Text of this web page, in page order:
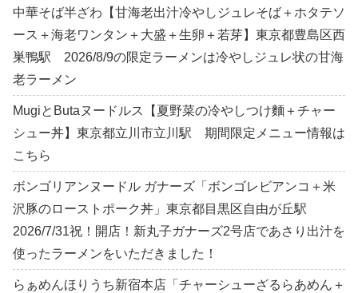
中華そば半ざわ【甘海老出汁冷やしジュレそば＋ホタテソ
ース＋海老ワンタン＋大盛＋生卵＋若芽】東京都豊島区西
巣鴨駅 2026/8/9の限定ラーメンは冷やしジュレ状の甘海
老ラーメン
MugiとButaヌードルス【夏野菜の冷やしつけ麵＋チャー
シュー丼】東京都立川市立川駅 期間限定メニュー情報は
こちら
ボンゴリアンヌードル ガナーズ「ボンゴレビアンコ＋米
沢豚のローストポーク丼」東京都目黒区自由が丘駅
2026/7/31祝！開店！新丸子ガナーズ2号店であさり出汁を
使ったラーメンをいただきました！
らぁめんほりうち新宿本店「チャーシューざるらあめん＋